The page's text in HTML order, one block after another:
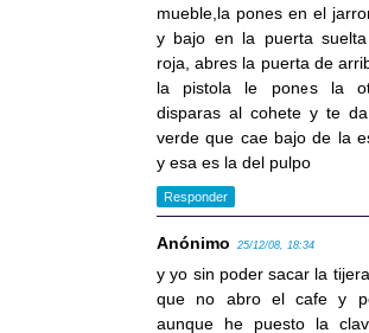
mueble,la pones en el
y bajo en la puerta
roja, abres la puerta de
la pistola le pones la
disparas al cohete y te
verde que cae bajo de la
y esa es la del pulpo
Responder
Anónimo 25/12/08, 18:34
y yo sin poder sacar la
que no abro el cafe y
aunque he puesto la